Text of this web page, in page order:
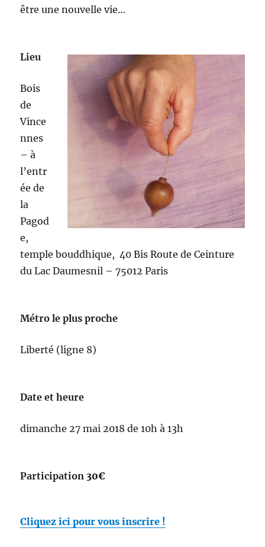
être une nouvelle vie…
Lieu
Bois
de
Vince
nnes
– à
l’entr
ée de
la
Pagod
e,
temple bouddhique, 40 Bis Route de Ceinture
du Lac Daumesnil – 75012 Paris
Métro le plus proche
Liberté (ligne 8)
Date et heure
dimanche 27 mai 2018 de 10h à 13h
Participation 30€
Cliquez ici pour vous inscrire !